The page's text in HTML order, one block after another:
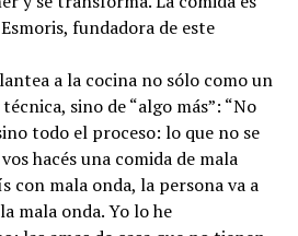
y se transforma. La comida es
fundadora de este
a la cocina no sólo como un
sino de “algo más”: “No
todo el proceso: lo que no se
hacés una comida de mala
con mala onda, la persona va a
mala onda. Yo lo he